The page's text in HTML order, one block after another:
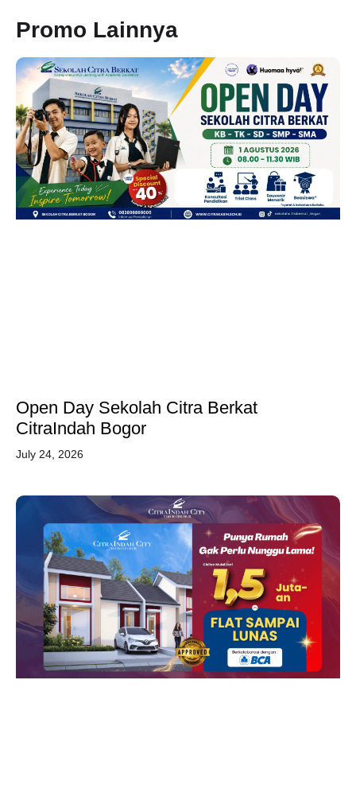
Promo Lainnya
Open Day Sekolah Citra Berkat
CitraIndah Bogor
July 24, 2026